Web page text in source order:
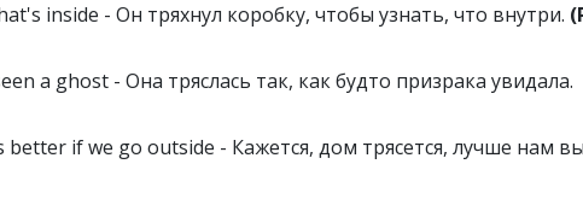
inside - Он тряхнул коробку, чтобы узнать, что внутри.
a ghost - Она тряслась так, как будто призрака увидала.
if we go outside - Кажется, дом трясется, лучше нам